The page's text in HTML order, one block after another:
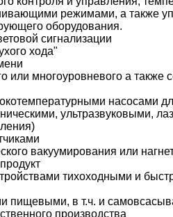
режимами, а также
оборудования.
сигнализации
хода"
или многоуровневого а также
насосами
ультразвуковыми,
вакуумирования или
тихоходными и
пищевыми, в т.ч. и
производства